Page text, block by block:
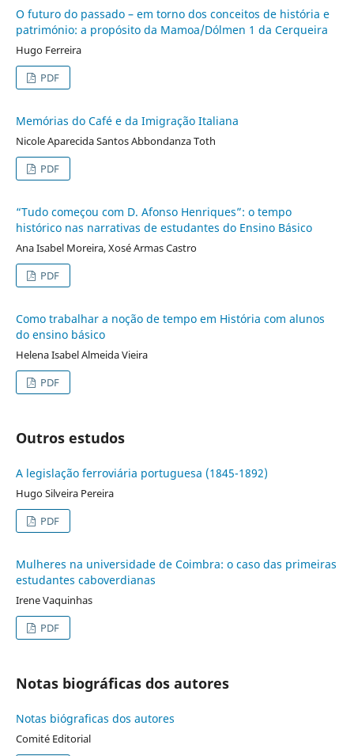
O futuro do passado – em torno dos conceitos de história e
património: a propósito da Mamoa/Dólmen 1 da Cerqueira
Hugo Ferreira
PDF
Memórias do Café e da Imigração Italiana
Nicole Aparecida Santos Abbondanza Toth
PDF
“Tudo começou com D. Afonso Henriques”: o tempo
histórico nas narrativas de estudantes do Ensino Básico
Ana Isabel Moreira, Xosé Armas Castro
PDF
Como trabalhar a noção de tempo em História com alunos
do ensino básico
Helena Isabel Almeida Vieira
PDF
Outros estudos
A legislação ferroviária portuguesa (1845-1892)
Hugo Silveira Pereira
PDF
Mulheres na universidade de Coimbra: o caso das primeiras
estudantes caboverdianas
Irene Vaquinhas
PDF
Notas biográficas dos autores
Notas biógraficas dos autores
Comité Editorial